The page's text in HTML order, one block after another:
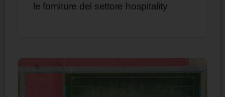
le forniture del settore hospitality